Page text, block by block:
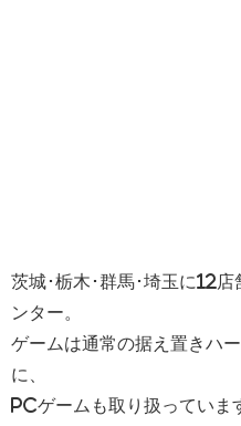
茨城･栃木･群馬･埼玉に12
ンター。
ゲームは通常の据え置きハ
に、
PCゲームも取り扱っていま